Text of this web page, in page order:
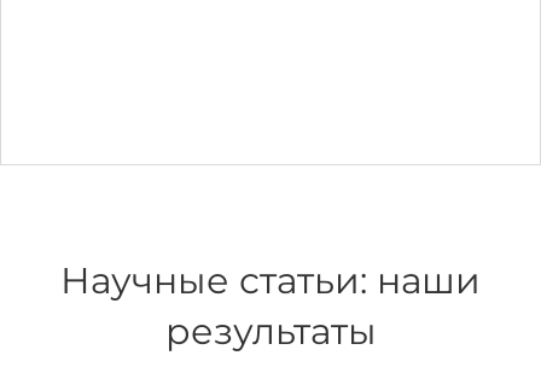
Научные статьи: наши
результаты